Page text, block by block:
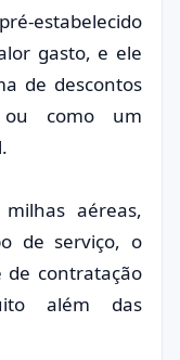
estabelecido
gasto, e ele
de descontos
ou como um
aéreas,
de serviço, o
de contratação
além das